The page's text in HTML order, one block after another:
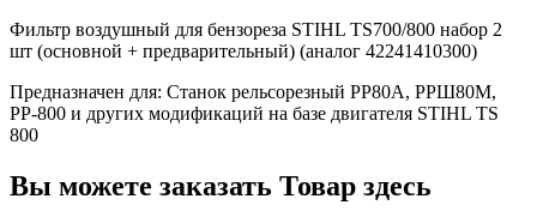
Фильтр воздушный для бензореза STIHL TS700/800 набор 2
шт (основной + предварительный) (аналог 42241410300)
Предназначен для: Станок рельсорезный РР80А, РРШ80М,
РР-800 и других модификаций на базе двигателя STIHL TS
800
Вы можете заказать Товар здесь